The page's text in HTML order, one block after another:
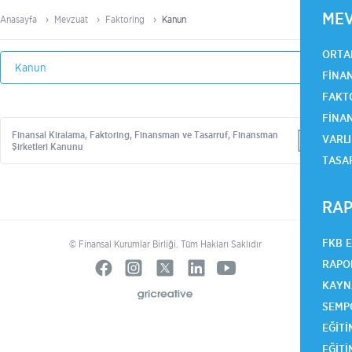
FKB
Anasayfa Mevzuat Faktoring Kanun
Finansal Kiralama, Faktoring, Finansman ve Tasarruf, Finansman
Şirketleri Kanunu
© Finansal Kurumlar Birliği. Tüm Hakları Saklıdır